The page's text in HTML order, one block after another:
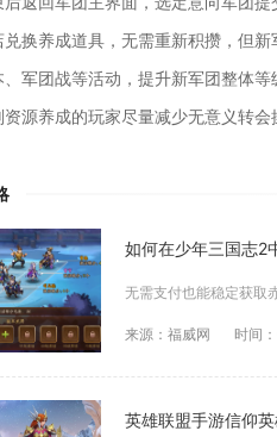
换养成道具，无需重新积攒，但
军团战等活动，提升新军团整体
源养成的玩家尽量减少无意义转
如何在少年三国志2
来源：福威网 时间
英雄联盟手游信仰